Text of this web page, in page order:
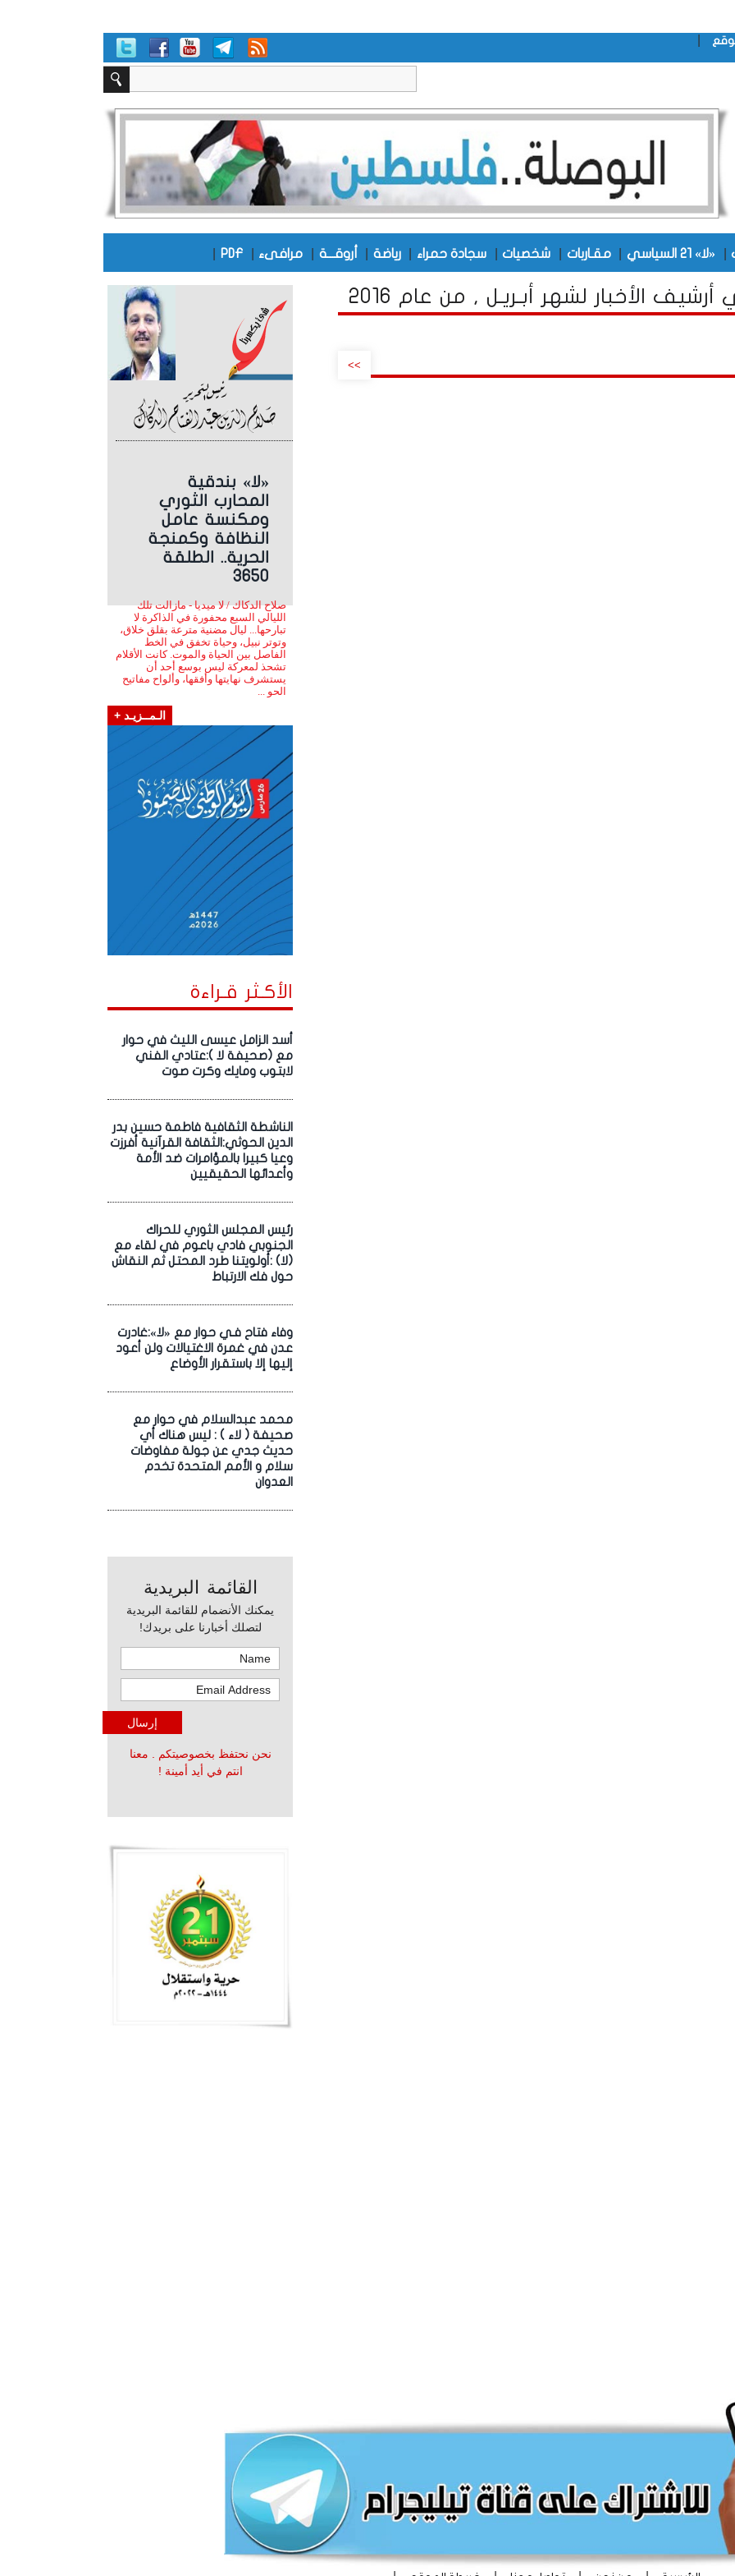
«لا» 21 السياسي مقـاربات شخصيات سجادة حمراء رياضة أروقـــة مرافىء PDF
«لا» بندقية
المحارب الثوري
ومكنسة عامل
النظافة وكمنجة
الحرية.. الطلقة
3650
صلاح الدكاك / لا ميديا - مازالت تلك
الليالي السبع محفورة في الذاكرة لا
تبارحها... ليال مضنية مترعة بقلق خلاق،
وتوتر نبيل، وحياة تخفق في الخط
الفاصل بين الحياة والموت. كانت الأقلام
تشحذ لمعركة ليس بوسع أحد أن
يستشرف نهايتها وأفقها، وألواح مفاتيح
الحو ...
الـمــزيـد +
الأكـثر قـراءة
أسد الزامل عيسى الليث في حوار
مع (صحيفة لا ):عتادي الفني
لابتوب ومايك وكرت صوت
الناشطة الثقافية فاطمة حسين بدر
الدين الحوثي:الثقافة القرآنية أفرزت
وعيا كبيرا بالمؤامرات ضد الأمة
وأعدائها الحقيقيين
رئيس المجلس الثوري للحراك
الجنوبي فادي باعوم في لقاء مع
(لا) :أولويتنا طرد المحتل ثم النقاش
حول فك الارتباط
وفاء فتاح فـي حوار مع «لا»:غادرت
عدن في غمرة الاغتيالات ولن أعود
إليها إلا باستقرار الأوضاع
محمد عبدالسلام في حوار مع
صحيفة ( لاء ) : ليس هناك أي
حديث جدي عن جولة مفاوضات
سلام و الأمم المتحدة تخدم
العدوان
القائمة البريدية
يمكنك الأنضمام للقائمة البريدية
لتصلك أخبارنا على بريدك!
نحن نحتفظ بخصوصيتكم . معنا
انتم في أيد أمينة !
الأخبار لشهر أبـريـل , من عام 2016
>>